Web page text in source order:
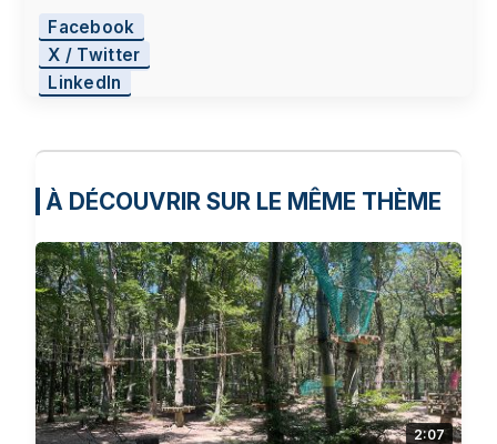
Facebook
X / Twitter
LinkedIn
À DÉCOUVRIR SUR LE MÊME THÈME
2:07